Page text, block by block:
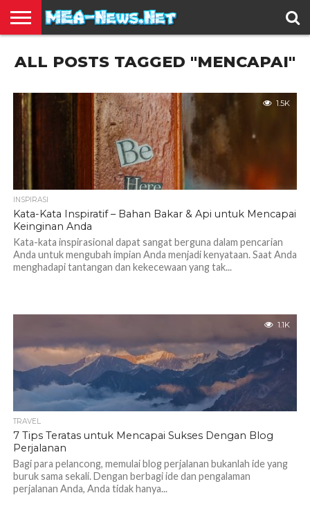
TERBARU
EDUKASI
HIBURAN
INSPIRASI
KESEHATAN
KULINER
OLAH
RAGA
OTOMOTIF
TRAVEL
JUAL
BELI
ALL POSTS TAGGED "MENCAPAI"
1.5K
INSPIRASI
Kata-Kata Inspiratif – Bahan Bakar & Api untuk Mencapai
Keinginan Anda
Kata-kata inspirasional dapat sangat berguna dalam pencarian
Anda untuk mengubah impian Anda menjadi kenyataan. Saat Anda
menghadapi tantangan dan kekecewaan yang tak...
1.1K
TRAVEL
7 Tips Teratas untuk Mencapai Sukses Dengan Blog
Perjalanan
Bagi para pelancong, memulai blog perjalanan bukanlah ide yang
buruk sama sekali. Dengan berbagi ide dan pengalaman
perjalanan Anda, Anda tidak hanya...